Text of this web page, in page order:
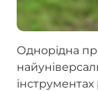
Однорідна